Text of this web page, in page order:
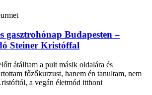
gasztrohónap Budapesten –
Steiner Kristóffal
átálltam a pult másik oldalára és
főzőkurzust, hanem én tanultam, nem
a vegán életmód itthoni